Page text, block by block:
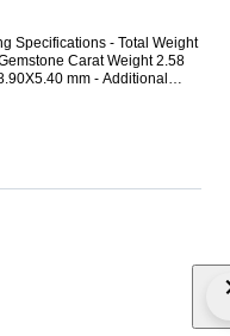
Carat Weight 2.58
mm - Additional